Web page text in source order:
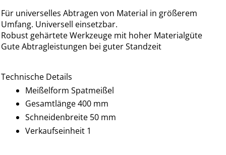
Für universelles Abtragen von Material in größerem
Umfang. Universell einsetzbar.
Robust gehärtete Werkzeuge mit hoher Materialgüte
Gute Abtragleistungen bei guter Standzeit
Technische Details
Meißelform Spatmeißel
Gesamtlänge 400 mm
Schneidenbreite 50 mm
Verkaufseinheit 1